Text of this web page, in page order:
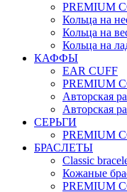
PREMIUM
Кольца на
Кольца на
Кольца на
КАФФЫ
EAR CUFF
PREMIUM
Авторская
Авторская
СЕРЬГИ
PREMIUM
БРАСЛЕТЫ
Classic
Кожаные
PREMIUM